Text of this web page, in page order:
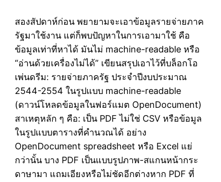
สองสัปดาห์ก่อน พยายามจะเอาข้อมูลรายจ่ายภาค
รัฐมาใช้งาน แต่ก็พบปัญหาในการเอามาใช้ คือ
ข้อมูลเท่าที่หาได้ มันไม่ machine-readable หรือ
“อ่านด้วยเครื่องไม่ได้” เขียนสรุปเอาไว้ที่บล็อกโอ
เพ่นดรีม: รายจ่ายภาครัฐ ประจำปีงบประมาณ
2544-2554 ในรูปแบบ machine-readable
(ดาวน์โหลดข้อมูลในฟอร์แมต OpenDocument)
สาเหตุหลัก ๆ คือ: เป็น PDF ไม่ใช่ CSV หรือข้อมูล
ในรูปแบบตารางที่คำนวณได้ อย่าง
OpenDocument spreadsheet หรือ Excel แย่
กว่านั้น บาง PDF เป็นแบบรูปภาพ-สแกนหน้ากระ
ดาษามา แถมเอียงหรือไม่ชัดอีกต่างหาก PDF ที่